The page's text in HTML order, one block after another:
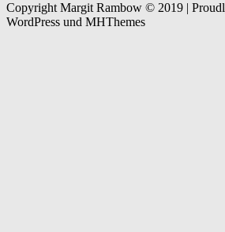
Copyright Margit Rambow © 2019 |
WordPress und MHThemes